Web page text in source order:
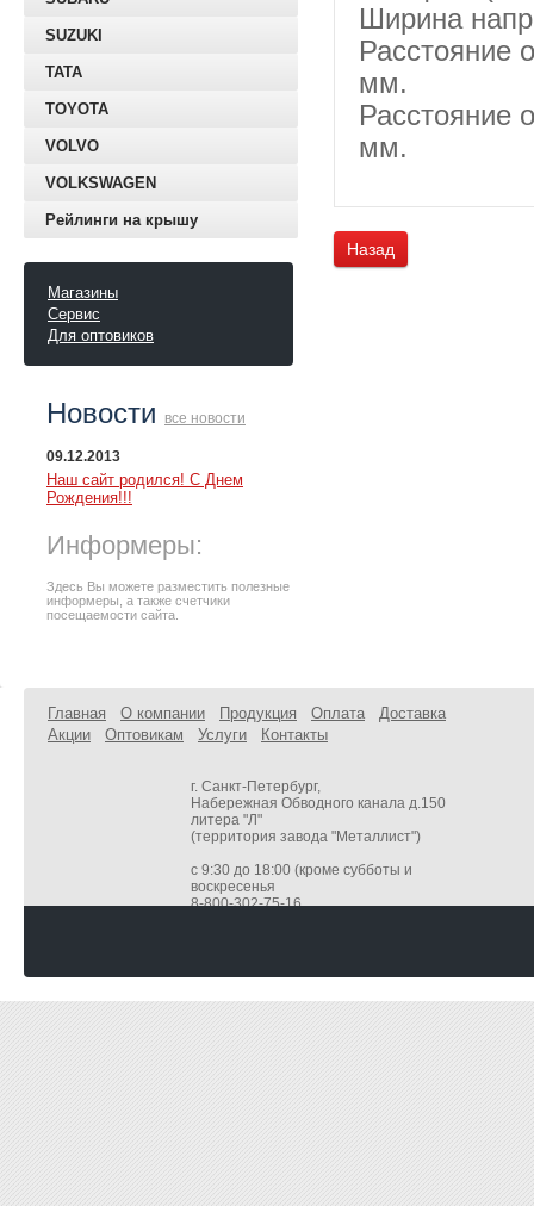
SUZUKI
TATA
TOYOTA
VOLVO
VOLKSWAGEN
Рейлинги на крышу
Магазины
Сервис
Для оптовиков
Новости все новости
09.12.2013
Наш сайт родился! С Днем
Рождения!!!
Информеры:
Здесь Вы можете разместить полезные
информеры, а также счетчики
посещаемости сайта.
Ширина
Расстояние
мм.
Расстояние
мм.
Назад
Главная О компании Продукция Оплата
Доставка
Акции
Оптовикам Услуги Контакты
г. Санкт-Петербург,
Набережная Обводного канала д.150
литера "Л"
(территория завода "Металлист")
с 9:30 до 18:00 (кроме субботы и
воскресенья
8-800-302-75-16